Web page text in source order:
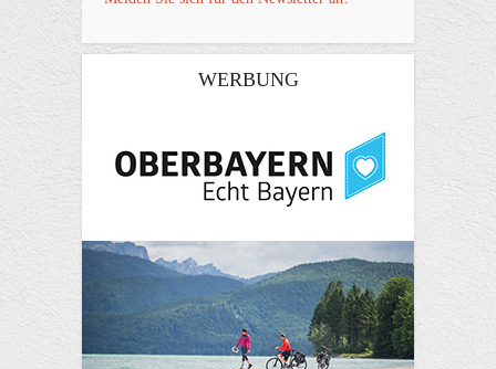
WERBUNG